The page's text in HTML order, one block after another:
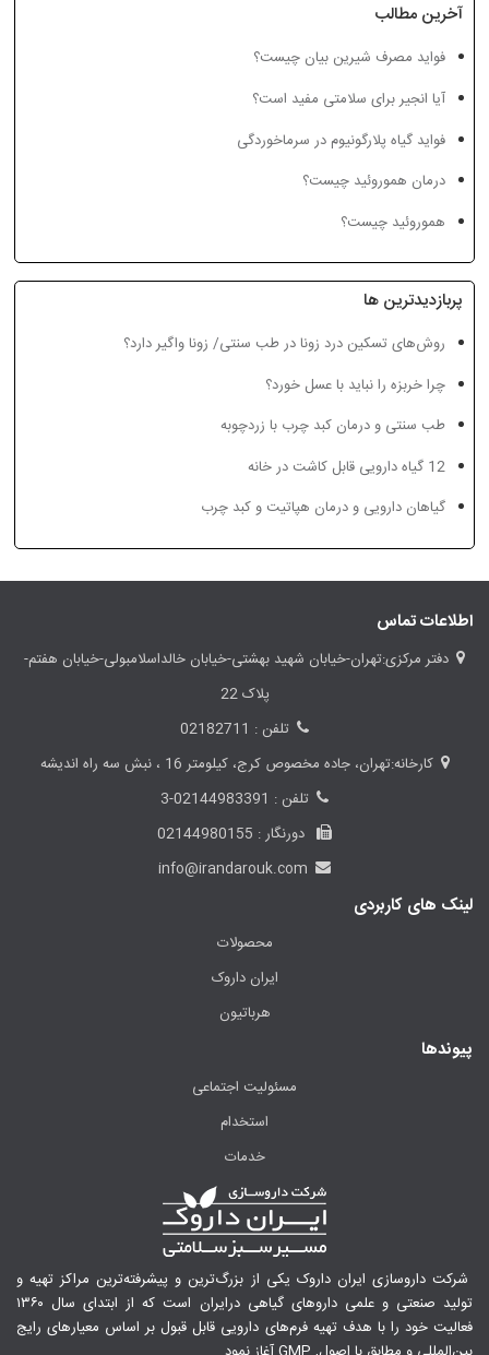
آخرین مطالب
فواید مصرف شیرین بیان چیست؟
آیا انجیر برای سلامتی مفید است؟
فواید گیاه پلارگونیوم در سرماخوردگی
درمان هموروئید چیست؟
هموروئید چیست؟
پربازدیدترین ها
روش‌های تسکین درد زونا در طب سنتی/ زونا واگیر دارد؟
چرا خربزه را نباید با عسل خورد؟
طب سنتی و درمان کبد چرب با زردچوبه
12 گیاه دارویی قابل کاشت در خانه
گیاهان دارویی و درمان هپاتیت و کبد چرب
اطلاعات تماس
دفتر مرکزی:تهران-خیابان شهید بهشتی-خیابان خالداسلامبولی-خیابان هفتم-
پلاک 22
تلفن : 02182711
کارخانه:تهران، جاده مخصوص کرج، کیلومتر 16 ، نبش سه راه اندیشه
تلفن : 02144983391-3
دورنگار : 02144980155
info@irandarouk.com
لینک های کاربردی
محصولات
ایران داروک
هرباتیون
پیوندها
مسئولیت اجتماعی
استخدام
خدمات
شرکت داروسازی ایران داروک یکی از بزرگ‌ترین و پیشرفته‌ترین مراکز تهیه و
تولید صنعتی و علمی داروهای گیاهی درایران است که از ابتدای سال ۱۳۶۰
فعالیت خود را با هدف تهیه فرم‌های دارویی قابل قبول بر اساس معیارهای رایج